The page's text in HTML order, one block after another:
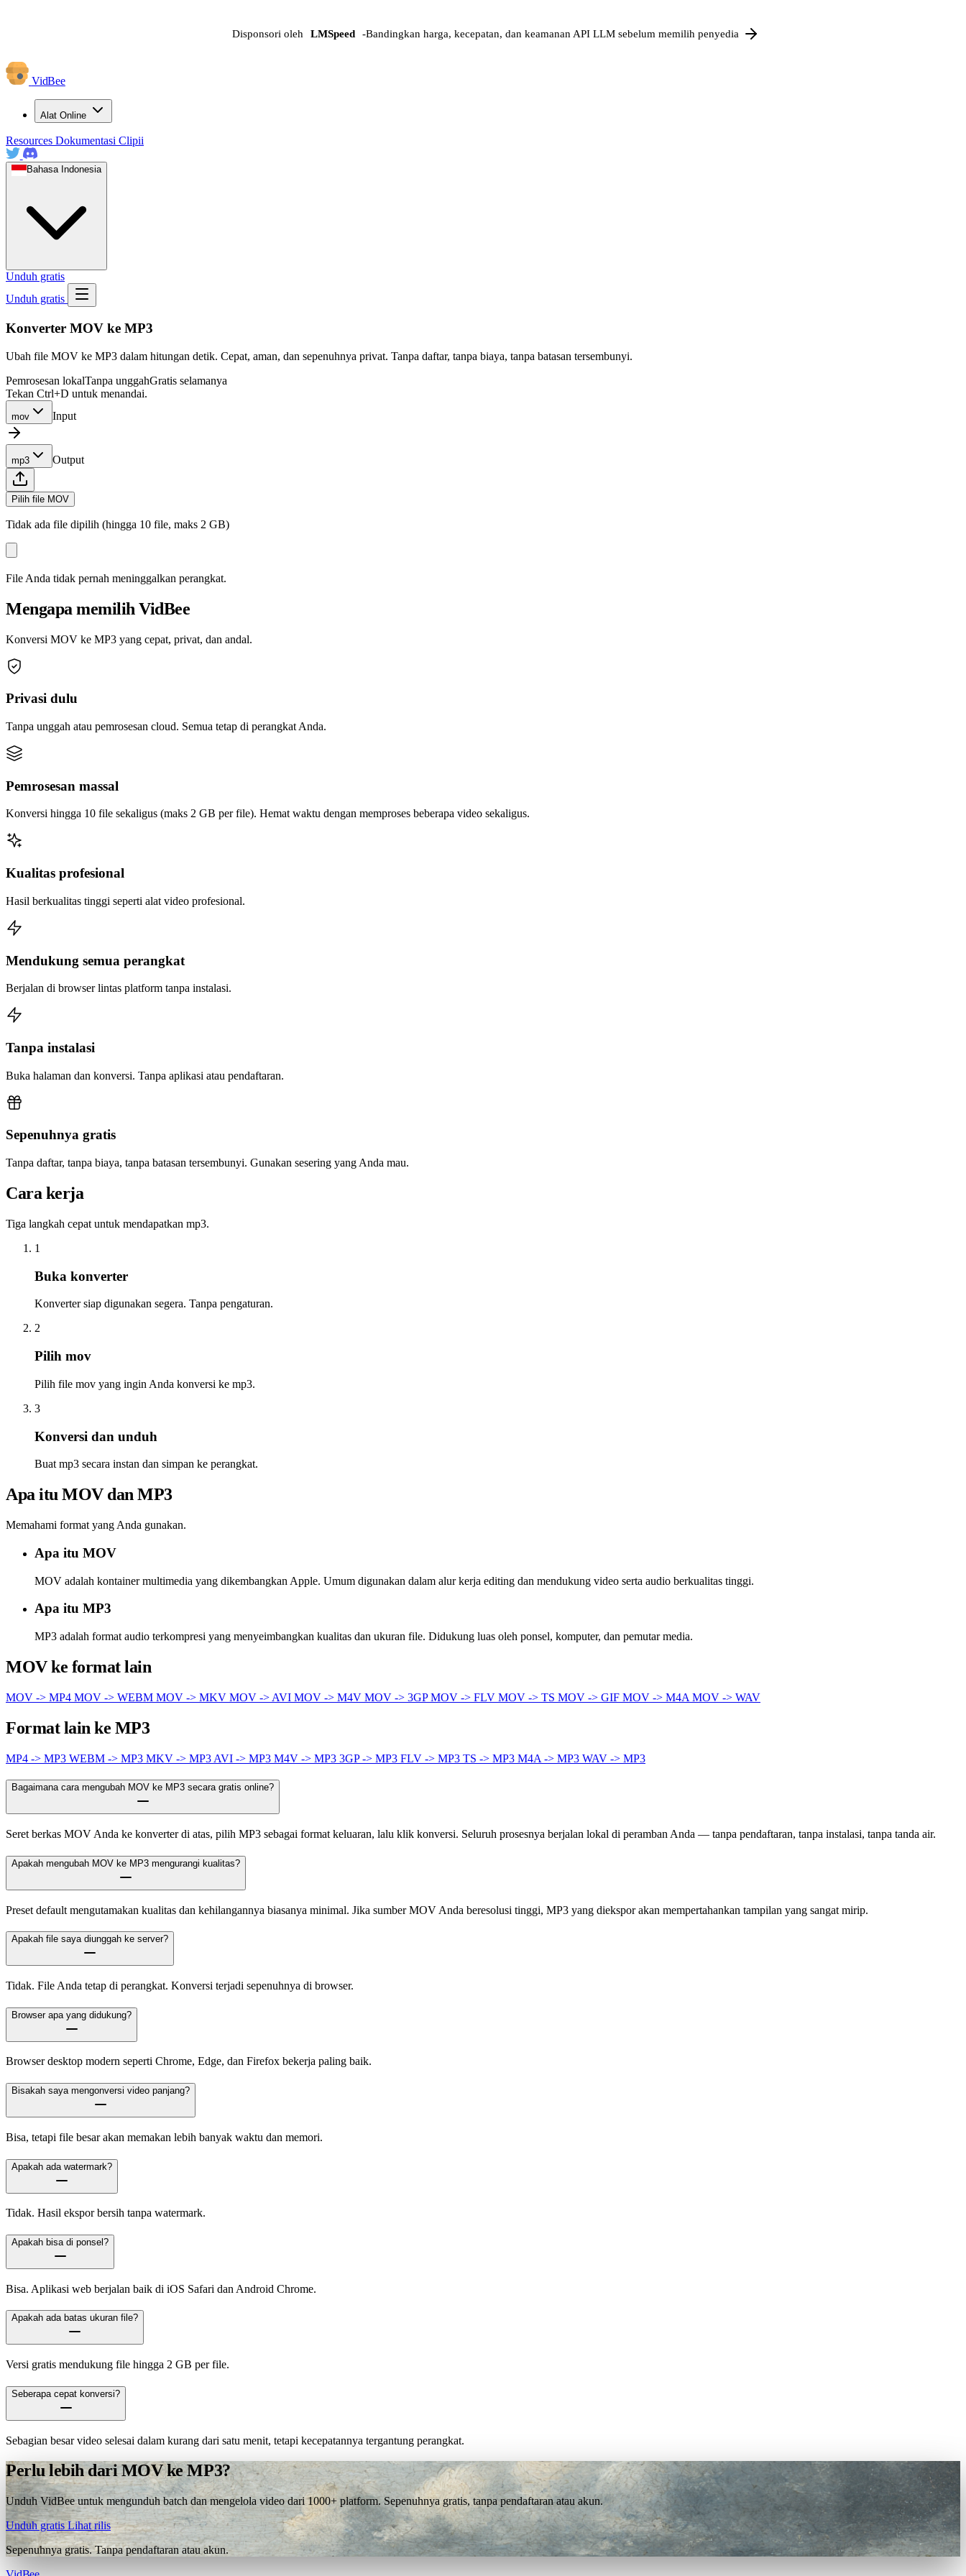
Disponsori oleh LMSpeed -Bandingkan harga, kecepatan, dan keamanan API LLM sebelum memilih penyedia
VidBee
Alat Online
Resources Dokumentasi Clipii
Bahasa Indonesia
Unduh gratis
Unduh gratis
Konverter MOV ke MP3
Ubah file MOV ke MP3 dalam hitungan detik. Cepat, aman, dan sepenuhnya privat. Tanpa daftar, tanpa biaya, tanpa batasan tersembunyi.
Pemrosesan lokalTanpa unggahGratis selamanya
Tekan Ctrl+D untuk menandai.
mov Input
mp3 Output
Pilih file MOV
Tidak ada file dipilih (hingga 10 file, maks 2 GB)
File Anda tidak pernah meninggalkan perangkat.
Mengapa memilih VidBee
Konversi MOV ke MP3 yang cepat, privat, dan andal.
Privasi dulu
Tanpa unggah atau pemrosesan cloud. Semua tetap di perangkat Anda.
Pemrosesan massal
Konversi hingga 10 file sekaligus (maks 2 GB per file). Hemat waktu dengan memproses beberapa video sekaligus.
Kualitas profesional
Hasil berkualitas tinggi seperti alat video profesional.
Mendukung semua perangkat
Berjalan di browser lintas platform tanpa instalasi.
Tanpa instalasi
Buka halaman dan konversi. Tanpa aplikasi atau pendaftaran.
Sepenuhnya gratis
Tanpa daftar, tanpa biaya, tanpa batasan tersembunyi. Gunakan sesering yang Anda mau.
Cara kerja
Tiga langkah cepat untuk mendapatkan mp3.
1
Buka konverter
Konverter siap digunakan segera. Tanpa pengaturan.
2
Pilih mov
Pilih file mov yang ingin Anda konversi ke mp3.
3
Konversi dan unduh
Buat mp3 secara instan dan simpan ke perangkat.
Apa itu MOV dan MP3
Memahami format yang Anda gunakan.
Apa itu MOV
MOV adalah kontainer multimedia yang dikembangkan Apple. Umum digunakan dalam alur kerja editing dan mendukung video serta audio berkualitas tinggi.
Apa itu MP3
MP3 adalah format audio terkompresi yang menyeimbangkan kualitas dan ukuran file. Didukung luas oleh ponsel, komputer, dan pemutar media.
MOV ke format lain
MOV -> MP4 MOV -> WEBM MOV -> MKV MOV -> AVI MOV -> M4V MOV -> 3GPMOV -> FLV MOV -> TS MOV -> GIF MOV -> M4A MOV -> WAV
Format lain ke MP3
MP4 -> MP3 WEBM -> MP3 MKV -> MP3 AVI -> MP3 M4V -> MP3 3GP -> MP3 FLV -> MP3 TS -> MP3 M4A -> MP3 WAV -> MP3
Bagaimana cara mengubah MOV ke MP3 secara gratis online?
Seret berkas MOV Anda ke konverter di atas, pilih MP3 sebagai format keluaran, lalu klik konversi. Seluruh prosesnya berjalan lokal di peramban Anda — tanpa pendaftaran, tanpa instalasi, tanpa tanda air.
Apakah mengubah MOV ke MP3 mengurangi kualitas?
Preset default mengutamakan kualitas dan kehilangannya biasanya minimal. Jika sumber MOV Anda beresolusi tinggi, MP3 yang diekspor akan mempertahankan tampilan yang sangat mirip.
Apakah file saya diunggah ke server?
Tidak. File Anda tetap di perangkat. Konversi terjadi sepenuhnya di browser.
Browser apa yang didukung?
Browser desktop modern seperti Chrome, Edge, dan Firefox bekerja paling baik.
Bisakah saya mengonversi video panjang?
Bisa, tetapi file besar akan memakan lebih banyak waktu dan memori.
Apakah ada watermark?
Tidak. Hasil ekspor bersih tanpa watermark.
Apakah bisa di ponsel?
Bisa. Aplikasi web berjalan baik di iOS Safari dan Android Chrome.
Apakah ada batas ukuran file?
Versi gratis mendukung file hingga 2 GB per file.
Seberapa cepat konversi?
Sebagian besar video selesai dalam kurang dari satu menit, tetapi kecepatannya tergantung perangkat.
Perlu lebih dari MOV ke MP3?
Unduh VidBee untuk mengunduh batch dan mengelola video dari 1000+ platform. Sepenuhnya gratis, tanpa pendaftaran atau akun.
Unduh gratis Lihat rilis
Sepenuhnya gratis. Tanpa pendaftaran atau akun.